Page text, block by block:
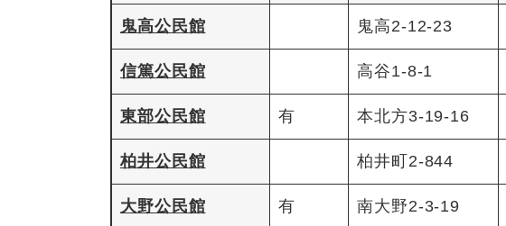
鬼高公民館 鬼高2-12-23
信篤公民館 高谷1-8-1
東部公民館 有 本北方3-19-16
柏井公民館 柏井町2-844
大野公民館 有 南大野2-3-19